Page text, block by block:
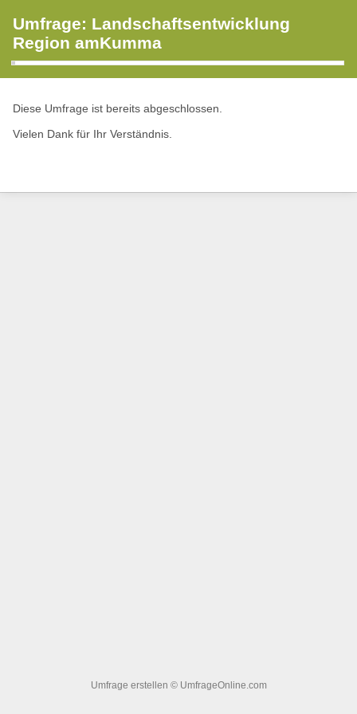
Umfrage: Landschaftsentwicklung
Region amKumma
Diese Umfrage ist bereits abgeschlossen.
Vielen Dank für Ihr Verständnis.
Umfrage erstellen © UmfrageOnline.com